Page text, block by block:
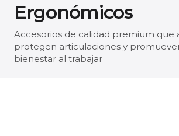
Ergonómicos
Accesorios de calidad premium que
protegen articulaciones y
bienestar al trabajar